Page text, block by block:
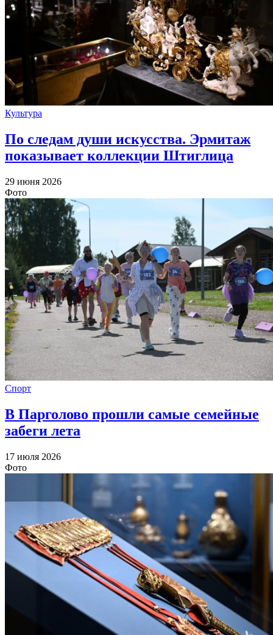
Культура
По следам души искусства. Эрмитаж
показывает коллекции Штиглица
29 июня 2026
Фото
Спорт
В Парголово прошли самые семейные
забеги лета
17 июля 2026
Фото